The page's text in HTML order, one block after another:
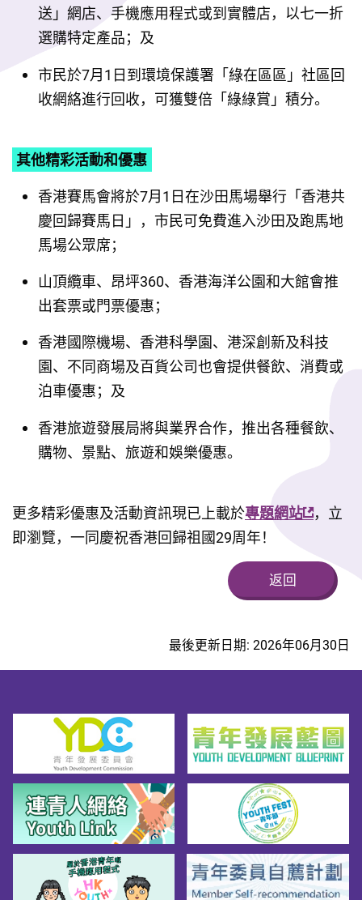
送」網店、手機應用程式或到實體店，以七一折
選購特定產品；及
市民於7月1日到環境保護署「綠在區區」社區回
收網絡進行回收，可獲雙倍「綠綠賞」積分。
其他精彩活動和優惠
香港賽馬會將於7月1日在沙田馬場舉行「香港共
慶回歸賽馬日」，市民可免費進入沙田及跑馬地
馬場公眾席；
山頂纜車、昂坪360、香港海洋公園和大館會推
出套票或門票優惠；
香港國際機場、香港科學園、港深創新及科技
園、不同商場及百貨公司也會提供餐飲、消費或
泊車優惠；及
香港旅遊發展局將與業界合作，推出各種餐飲、
購物、景點、旅遊和娛樂優惠。
更多精彩優惠及活動資訊現已上載於專題網站 ，立
即瀏覽，一同慶祝香港回歸祖國29周年！
返回
最後更新日期: 2026年06月30日